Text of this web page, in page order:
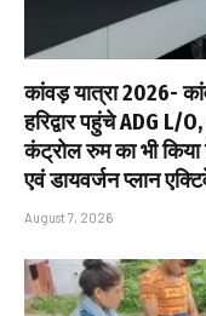
कांवड़ यात्रा 2026-
हरिद्वार पहुंचे ADG L/
कंट्रोल रुम का भी
एवं डायवर्जन प्लान
August 7, 2026